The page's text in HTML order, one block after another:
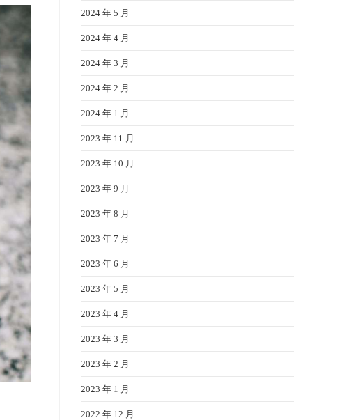
2024 年 5 月
2024 年 4 月
2024 年 3 月
2024 年 2 月
2024 年 1 月
2023 年 11 月
2023 年 10 月
2023 年 9 月
2023 年 8 月
2023 年 7 月
2023 年 6 月
2023 年 5 月
2023 年 4 月
2023 年 3 月
2023 年 2 月
2023 年 1 月
2022 年 12 月